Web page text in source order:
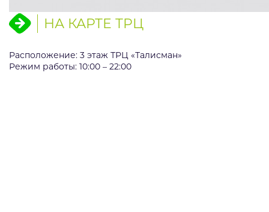
НА КАРТЕ ТРЦ
Расположение: 3 этаж ТРЦ «Талисман»
Режим работы: 10:00 – 22:00